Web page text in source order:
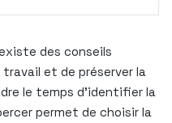
des conseils
et de préserver la
le temps d’identifier la
permet de choisir la